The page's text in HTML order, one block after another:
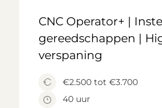
CNC Operator+ |
gereedschappen |
verspaning
€2.500 tot €3.700
40 uur